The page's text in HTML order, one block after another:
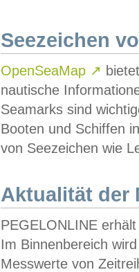
Seezeichen
OpenSeaMap ↗
nautische
Seamarks sind
Booten und Schiffen
von Seezeichen wie
Aktualität der
PEGELONLINE
Im Binnenbereich
Messwerte von